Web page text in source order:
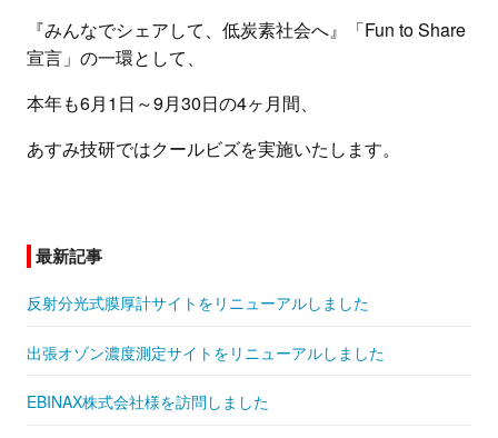
『みんなでシェアして、低炭素社会へ』「Fun to Share
宣言」の一環として、
本年も6月1日～9月30日の4ヶ月間、
あすみ技研ではクールビズを実施いたします。
最新記事
反射分光式膜厚計サイトをリニューアルしました
出張オゾン濃度測定サイトをリニューアルしました
EBINAX株式会社様を訪問しました